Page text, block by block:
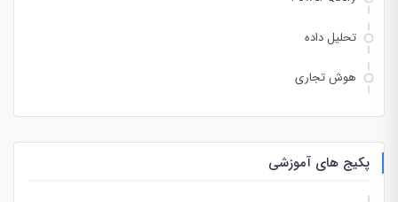
تحلیل داده
هوش تجاری
پکیج های آموزشی